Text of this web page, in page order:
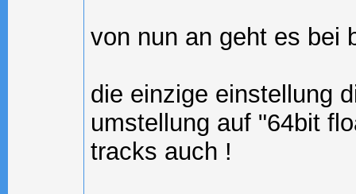
von nun an geht es bei
die einzige einstellung
umstellung auf "64bit
tracks auch !